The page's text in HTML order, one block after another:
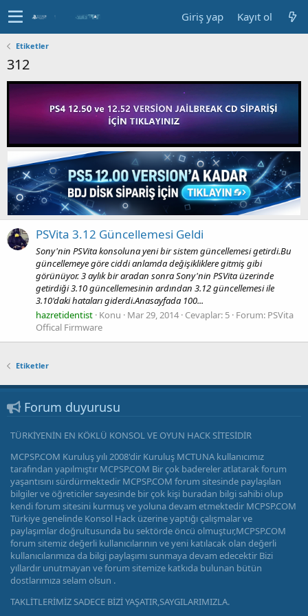
Giriş yap Kayıt ol
Etiketler
312
PSVita 3.12 Güncellemesi Geldi
Sony'nin PSVita konsoluna yeni bir sistem güncellemesi getirdi.Bu
güncellemeye göre ciddi anlamda değişikliklere gitmiş gibi
görünüyor. 3 aylık bir aradan sonra Sony'nin PSVita üzerinde
getirdiği 3.10 güncellemesinin ardından 3.12 güncellemesi ile
3.10'daki hataları giderdi.Anasayfada 100...
hazretidentist Konu Mar 29, 2014 Cevaplar: 5 Forum: PSVita
Offical Firmware
Etiketler
Forum duyurusu
TÜRKİYENİN EN KÖKLÜ KONSOL VE OYUN HACK SİTESİDİR
MCPSP.COM Kuruluş yılı 2008'dir Kuruluş MCTUNA kullanıcımız
tarafından yapılmıştır MCPSP.COM Bir çok badereler atlatarak forum
yaşantısını sürdürmektedir MCPSP.COM forum sitesinde paylaşılan
bilgiler ve öğreticiler sayesinde bir çok kişi buradan bilgi sahibi olup
kendi forum sitesini kurmuş ve yoluna devam etmektedir MCPSP.COM
Türkiye genelinde Konsol Hack üzerine yaptığı çalışmalar ve
paylaşımlar doğrultusunda bu sektörde öncü olmuştur,MCPSP.COM
forum sitemiz değerli kullanıcılarının ve yeni katılacak olan değerli
kullanıcılarımıza da bilgi paylaşımı sunmaya devam edecektir Bizi
yıllardır unutmayan ve forum sitemize katkıda bulunan bütün
dostlarımıza selam olsun .
TAKLİTLERİMİZ SADECE BİZİ YAŞATIR,SAYGILARIMIZLA.